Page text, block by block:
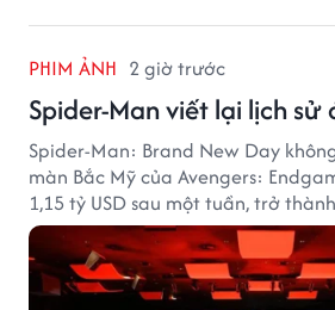
PHIM ẢNH 2 giờ trước
Spider-Man viết lại lịch sử
Spider-Man: Brand New Day
màn Bắc Mỹ của Avengers:
1,15 tỷ USD sau một tuần, trở
nhất năm 2026.